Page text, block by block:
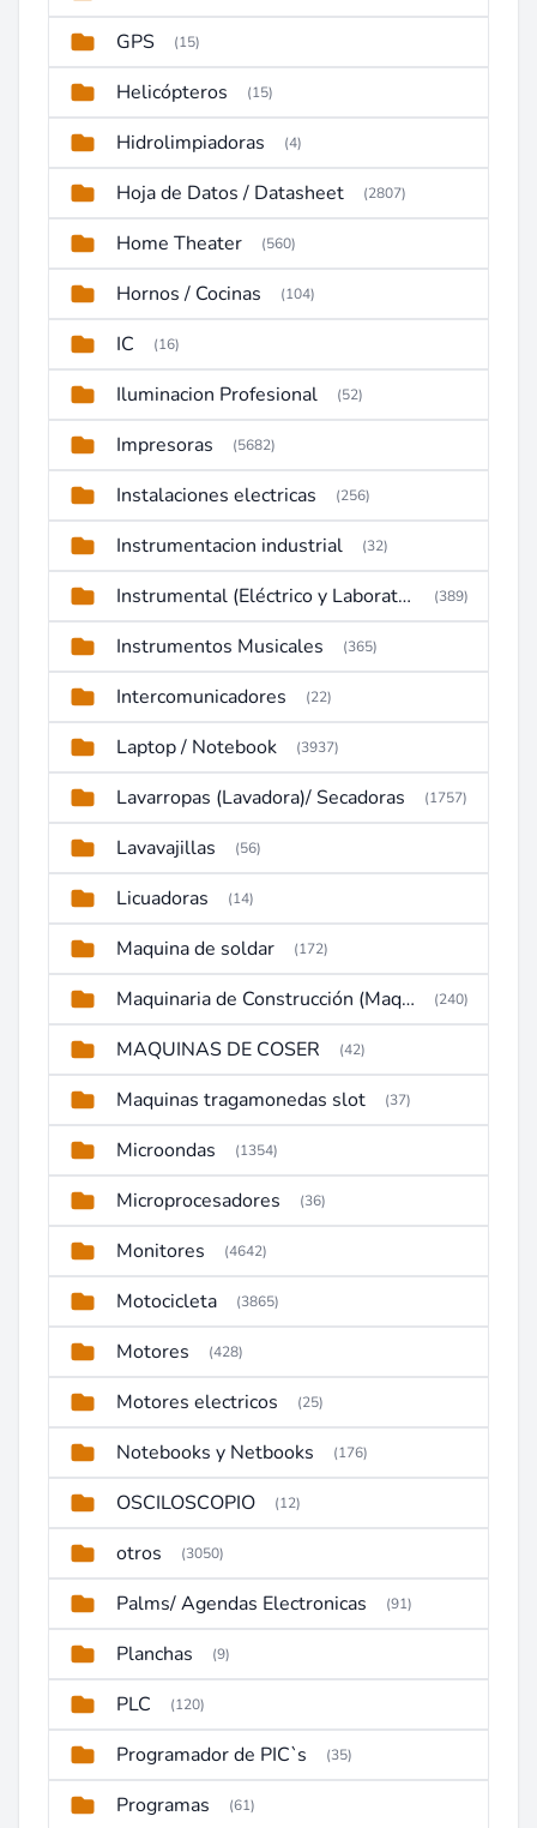
GPS (15)
Helicópteros (15)
Hidrolimpiadoras (4)
Hoja de Datos / Datasheet (2807)
Home Theater (560)
Hornos / Cocinas (104)
IC (16)
Iluminacion Profesional (52)
Impresoras (5682)
Instalaciones electricas (256)
Instrumentacion industrial (32)
Instrumental (Eléctrico y Laboratorio) (389)
Instrumentos Musicales (365)
Intercomunicadores (22)
Laptop / Notebook (3937)
Lavarropas (Lavadora)/ Secadoras (1757)
Lavavajillas (56)
Licuadoras (14)
Maquina de soldar (172)
Maquinaria de Construcción (Maquinaria Pesada) (240)
MAQUINAS DE COSER (42)
Maquinas tragamonedas slot (37)
Microondas (1354)
Microprocesadores (36)
Monitores (4642)
Motocicleta (3865)
Motores (428)
Motores electricos (25)
Notebooks y Netbooks (176)
OSCILOSCOPIO (12)
otros (3050)
Palms/ Agendas Electronicas (91)
Planchas (9)
PLC (120)
Programador de PIC`s (35)
Programas (61)